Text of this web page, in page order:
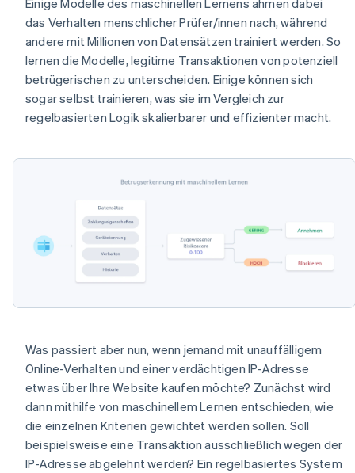
das Verhalten menschlicher Prüfer/innen nach, während
andere mit Millionen von Datensätzen trainiert werden. So
lernen die Modelle, legitime Transaktionen von potenziell
betrügerischen zu unterscheiden. Einige können sich
sogar selbst trainieren, was sie im Vergleich zur
regelbasierten Logik skalierbarer und effizienter macht.
Was passiert aber nun, wenn jemand mit unauffälligem
Online-Verhalten und einer verdächtigen IP-Adresse
etwas über Ihre Website kaufen möchte? Zunächst wird
dann mithilfe von maschinellem Lernen entschieden, wie
die einzelnen Kriterien gewichtet werden sollen. Soll
beispielsweise eine Transaktion ausschließlich wegen der
IP-Adresse abgelehnt werden? Ein regelbasiertes System